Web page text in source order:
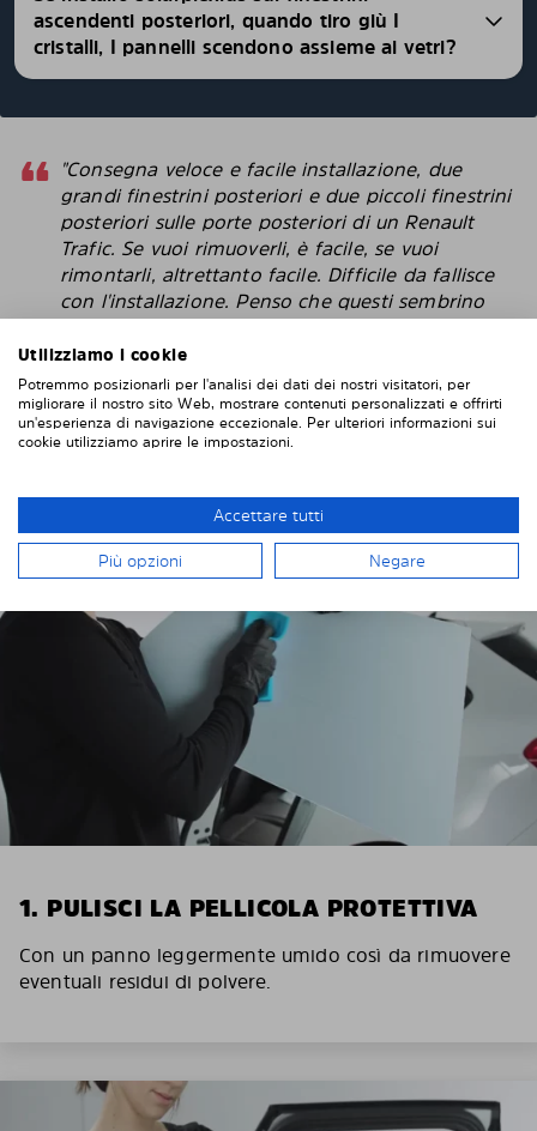
ascendenti posteriori, quando tiro giù I
cristalli, I pannelli scendono assieme ai vetri?
"Consegna veloce e facile installazione, due
grandi finestrini posteriori e due piccoli finestrini
posteriori sulle porte posteriori di un Renault
Trafic. Se vuoi rimuoverli, è facile, se vuoi
rimontarli, altrettanto facile. Difficile da fallisce
con l'installazione. Penso che questi sembrino
più intelligenti delle pellicole protettive che
attacchi direttamente alla finestra. "
Robert
INSTALLAZIONE DI SOLARPLEXIUS
1. PULISCI LA PELLICOLA PROTETTIVA
Con un panno leggermente umido così da rimuovere
eventuali residui di polvere.
Utilizziamo i cookie
Potremmo posizionarli per l'analisi dei dati dei nostri visitatori, per
migliorare il nostro sito Web, mostrare contenuti personalizzati e offrirti
un'esperienza di navigazione eccezionale. Per ulteriori informazioni sui
cookie utilizziamo aprire le impostazioni.
Accettare tutti
Più opzioni Negare